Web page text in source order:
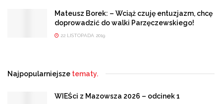
Mateusz Borek: – Wciąż czuję entuzjazm, chcę
doprowadzić do walki Parzęczewskiego!
22 LISTOPADA 2019
Najpopularniejsze tematy.
WIEŚci z Mazowsza 2026 – odcinek 1